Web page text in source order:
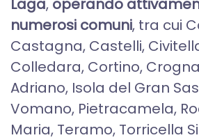
Laga, operando
numerosi comuni, tra cui
Castagna, Castelli,
Colledara, Cortino,
Adriano, Isola del Gran
Vomano, Pietracamela,
Maria, Teramo, Torricella